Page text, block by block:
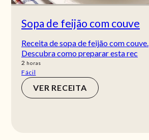
Sopa de feijão com couve
Receita de sopa de feijão com couve.
Descubra como preparar esta rec
2 horas
horas
Fácil
VER RECEITA